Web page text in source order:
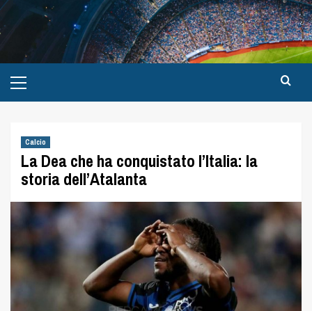
Calcio
La Dea che ha conquistato l’Italia: la
storia dell’Atalanta